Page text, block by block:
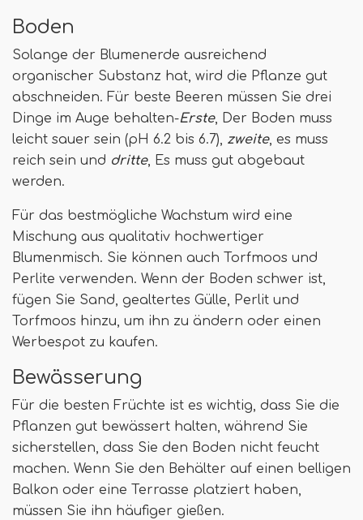
Boden
Solange der Blumenerde ausreichend
organischer Substanz hat, wird die Pflanze gut
abschneiden. Für beste Beeren müssen Sie drei
Dinge im Auge behalten-Erste, Der Boden muss
leicht sauer sein (pH 6.2 bis 6.7), zweite, es muss
reich sein und dritte, Es muss gut abgebaut
werden.
Für das bestmögliche Wachstum wird eine
Mischung aus qualitativ hochwertiger
Blumenmisch. Sie können auch Torfmoos und
Perlite verwenden. Wenn der Boden schwer ist,
fügen Sie Sand, gealtertes Gülle, Perlit und
Torfmoos hinzu, um ihn zu ändern oder einen
Werbespot zu kaufen.
Bewässerung
Für die besten Früchte ist es wichtig, dass Sie die
Pflanzen gut bewässert halten, während Sie
sicherstellen, dass Sie den Boden nicht feucht
machen. Wenn Sie den Behälter auf einen belligen
Balkon oder eine Terrasse platziert haben,
müssen Sie ihn häufiger gießen.